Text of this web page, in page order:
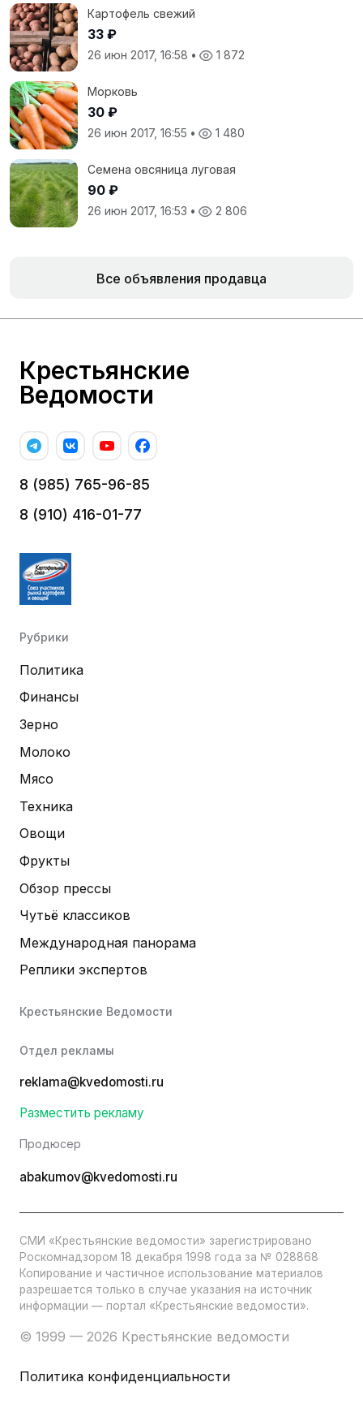
Картофель свежий
33 ₽
26 июн 2017, 16:58 • 1 872
Морковь
30 ₽
26 июн 2017, 16:55 • 1 480
Семена овсяница луговая
90 ₽
26 июн 2017, 16:53 • 2 806
Все объявления продавца
Крестьянские
Ведомости
8 (985) 765-96-85
8 (910) 416-01-77
Рубрики
Политика
Финансы
Зерно
Молоко
Мясо
Техника
Овощи
Фрукты
Обзор прессы
Чутьё классиков
Международная панорама
Реплики экспертов
Крестьянские Ведомости
Отдел рекламы
reklama@kvedomosti.ru
Разместить рекламу
Продюсер
abakumov@kvedomosti.ru
СМИ «Крестьянские ведомости» зарегистрировано
Роскомнадзором 18 декабря 1998 года за № 028868
Копирование и частичное использование материалов
разрешается только в случае указания на источник
информации — портал «Крестьянские ведомости».
© 1999 — 2026 Крестьянские ведомости
Политика конфиденциальности